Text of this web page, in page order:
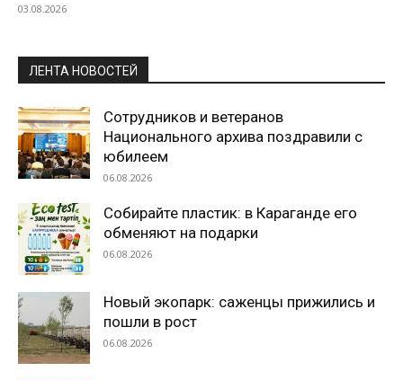
03.08.2026
ЛЕНТА НОВОСТЕЙ
Сотрудников и ветеранов
Национального архива поздравили с
юбилеем
06.08.2026
Собирайте пластик: в Караганде его
обменяют на подарки
06.08.2026
Новый экопарк: саженцы прижились и
пошли в рост
06.08.2026